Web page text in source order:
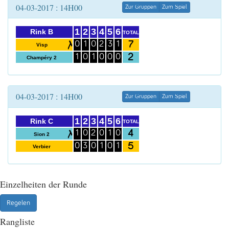
04-03-2017 : 14H00 Zur Gruppen Zum Spiel
Rink B
Visp
Champéry 2
1
0
1
2
1
0
3
0
1
4
2
0
5
3
0
6
1
0
TOTAL
7
2
04-03-2017 : 14H00 Zur Gruppen Zum Spiel
Rink C
Sion 2
Verbier
1
1
0
2
0
3
3
2
0
4
0
1
5
1
0
6
0
1
TOTAL
4
5
Einzelheiten der Runde
Regelen
Rangliste